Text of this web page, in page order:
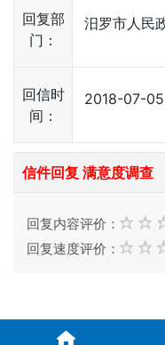
回复部
门：
汨罗市人民
回信时
间：
2018-07-
信件回复 满意度调查
回复内容评价：
回复速度评价：